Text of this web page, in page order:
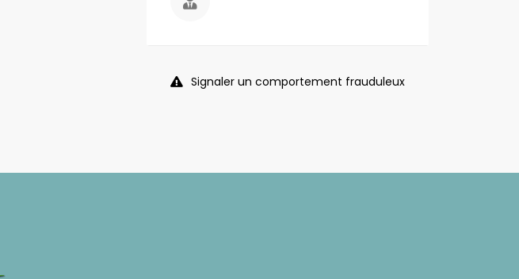
Signaler un comportement frauduleux